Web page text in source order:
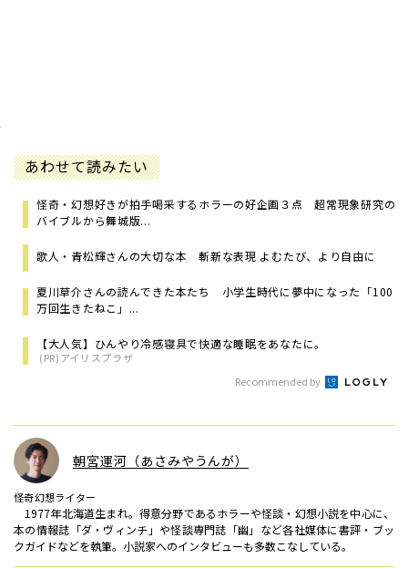
あわせて読みたい
怪奇・幻想好きが拍手喝采するホラーの好企画３点 超常現象研究の
バイブルから舞城版...
歌人・青松輝さんの大切な本 斬新な表現 よむたび、より自由に
夏川草介さんの読んできた本たち 小学生時代に夢中になった「100
万回生きたねこ」...
【大人気】ひんやり冷感寝具で快適な睡眠をあなたに。
(PR)アイリスプラザ
Recommended by
朝宮運河（あさみやうんが）
怪奇幻想ライター
1977年北海道生まれ。得意分野であるホラーや怪談・幻想小説を中心に、
本の情報誌「ダ・ヴィンチ」や怪談専門誌「幽」など各社媒体に書評・ブッ
クガイドなどを執筆。小説家へのインタビューも多数こなしている。